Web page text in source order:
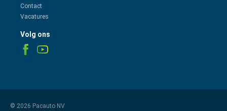
Contact
Vacatures
Volg ons
© 2026 Pacauto NV